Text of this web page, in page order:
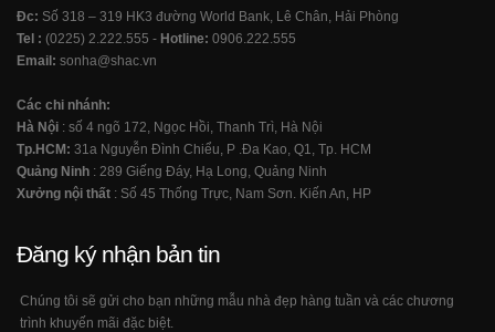
Đc: Số 318 – 319 HK3 đường World Bank, Lê Chân, Hải Phòng
Tel : (0225) 2.222.555 - Hotline: 0906.222.555
Email: sonha@shac.vn
Các chi nhánh:
Hà Nội : số 4 ngõ 172, Ngọc Hồi, Thanh Trì, Hà Nội
Tp.HCM: 31a Nguyễn Đình Chiểu, P .Đa Kao, Q1, Tp. HCM
Quảng Ninh : 289 Giếng Đáy, Hạ Long, Quảng Ninh
Xưởng nội thất : Số 45 Thống Trực, Nam Sơn. Kiến An, HP
Đăng ký nhận bản tin
Chúng tôi sẽ gửi cho bạn những mẫu nhà đẹp hàng tuần và các chương
trình khuyến mãi đặc biệt.